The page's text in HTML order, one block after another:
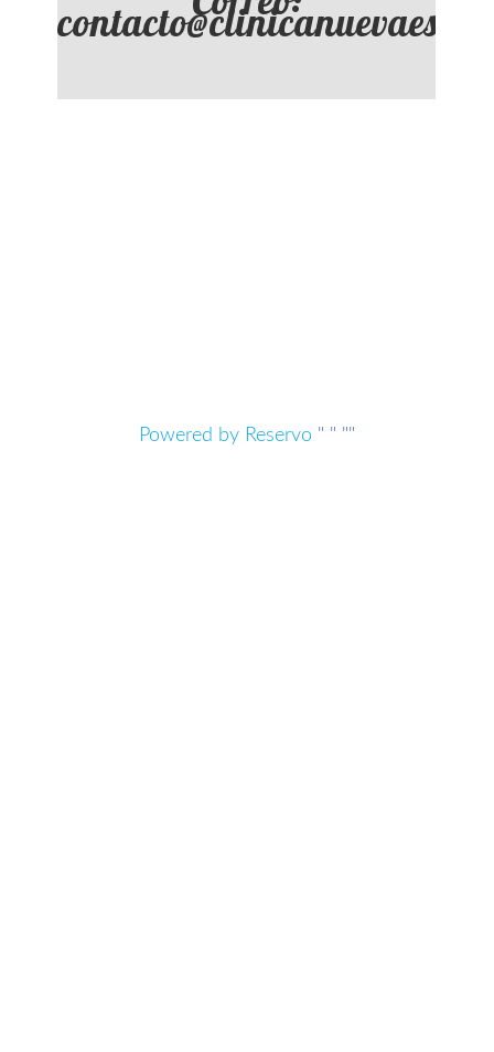
Powered by Reservo " " ""